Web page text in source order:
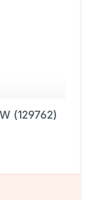
(129762)